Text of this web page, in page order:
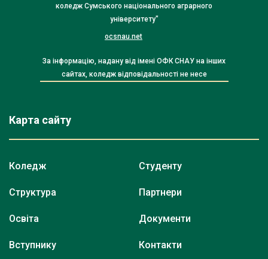
коледж Сумського національного аграрного
університету"
ocsnau.net
За інформацію, надану від імені ОФК СНАУ на інших
сайтах, коледж відповідальності не несе
Карта сайту
Коледж
Структура
Освіта
Вступнику
Студенту
Партнери
Документи
Контакти